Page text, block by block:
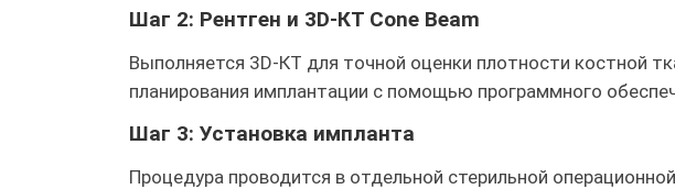
Шаг 2: Рентген и 3D-КТ Cone Beam
Выполняется 3D-КТ для точной оценки плотности костной
планирования имплантации с помощью программного
Шаг 3: Установка импланта
Процедура проводится в отдельной стерильной